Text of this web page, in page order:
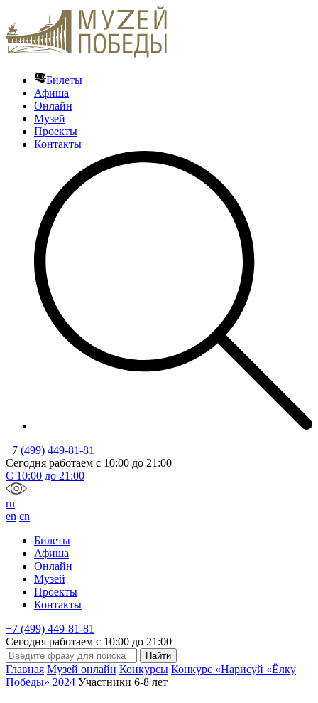
Билеты
Афиша
Онлайн
Музей
Проекты
Контакты
+7 (499) 449-81-81
Сегодня работаем с 10:00 до 21:00
С 10:00 до 21:00
ru
en cn
Билеты
Афиша
Онлайн
Музей
Проекты
Контакты
+7 (499) 449-81-81
Сегодня работаем с 10:00 до 21:00
Главная Музей онлайн Конкурсы Конкурс «Нарисуй «Ёлку
Победы» 2024 Участники 6-8 лет